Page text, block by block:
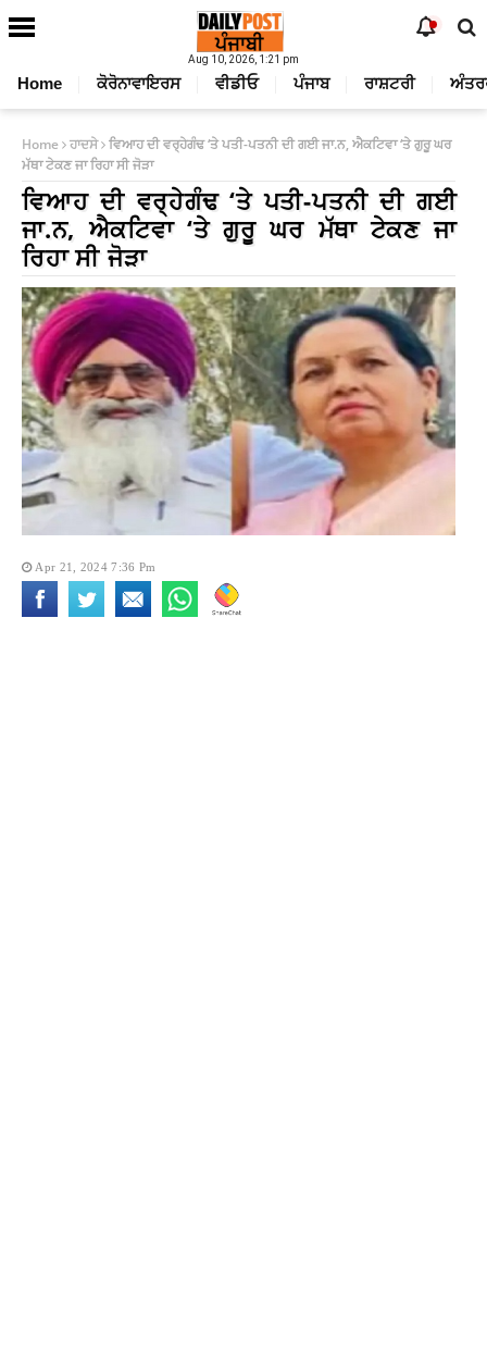
Aug 10, 2026, 1:21 pm
Home ਕੋਰੋਨਾਵਾਇਰਸ ਵੀਡੀਓ ਪੰਜਾਬ ਰਾਸ਼ਟਰੀ
Home ਹਾਦਸੇ ਵਿਆਹ ਦੀ ਵਰ੍ਹੇਗੰਢ ‘ਤੇ ਪਤੀ-ਪਤਨੀ ਦੀ ਗਈ ਜਾ.ਨ, ਐਕਟਿਵਾ ‘ਤੇ ਗੁਰੂ ਘਰ
ਮੱਥਾ ਟੇਕਣ ਜਾ ਰਿਹਾ ਸੀ ਜੋੜਾ
ਵਿਆਹ ਦੀ ਵਰ੍ਹੇਗੰਢ ‘ਤੇ ਪਤੀ-ਪਤਨੀ ਦੀ ਗਈ
ਜਾ.ਨ, ਐਕਟਿਵਾ ‘ਤੇ ਗੁਰੂ ਘਰ ਮੱਥਾ ਟੇਕਣ ਜਾ
ਰਿਹਾ ਸੀ ਜੋੜਾ
Apr 21, 2024 7:36 Pm